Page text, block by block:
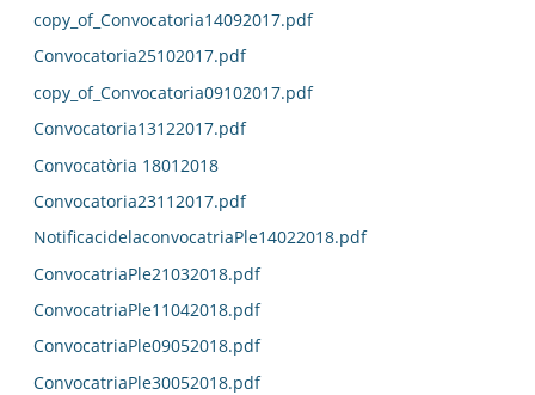
copy_of_Convocatoria14092017.pdf
Convocatoria25102017.pdf
copy_of_Convocatoria09102017.pdf
Convocatoria13122017.pdf
Convocatòria 18012018
Convocatoria23112017.pdf
NotificacidelaconvocatriaPle14022018.pdf
ConvocatriaPle21032018.pdf
ConvocatriaPle11042018.pdf
ConvocatriaPle09052018.pdf
ConvocatriaPle30052018.pdf